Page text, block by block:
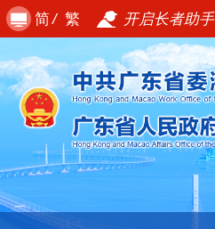
简/ 繁 开启长者助手